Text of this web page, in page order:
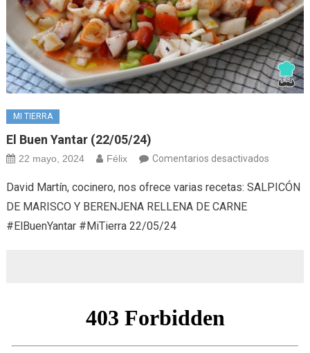
MI TIERRA
El Buen Yantar (22/05/24)
22 mayo, 2024 Félix Comentarios desactivadosen
buen
David Martín, cocinero, nos ofrece varias recetas: SALPICÓN
DE MARISCO Y BERENJENA RELLENA DE CARNE
#ElBuenYantar #MiTierra 22/05/24